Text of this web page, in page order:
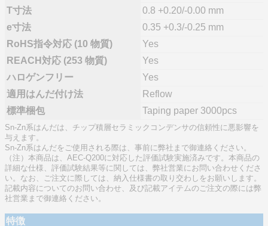
T寸法
0.8 +0.20/-0.00 mm
e寸法
0.35 +0.3/-0.25 mm
RoHS指令対応 (10 物質)
Yes
REACH対応 (253 物質)
Yes
ハロゲンフリー
Yes
適用はんだ付け法
Reflow
標準梱包
Taping paper 3000pcs
Sn-Zn系はんだは、チップ積層セラミックコンデンサの信頼性に悪影響を
与えます。
Sn-Zn系はんだをご使用される際は、事前に弊社まで御連絡ください。
（注）本商品は、AEC-Q200に対応した評価試験実施済みです。本商品の
詳細な仕様、評価試験結果等に関しては、弊社営業にお問い合わせくださ
い。なお、ご注文に際しては、納入仕様書の取り交わしをお願いします。
記載内容についてのお問い合わせ、及び記載アイテムのご注文の際には弊
社営業まで御連絡ください。
特徴